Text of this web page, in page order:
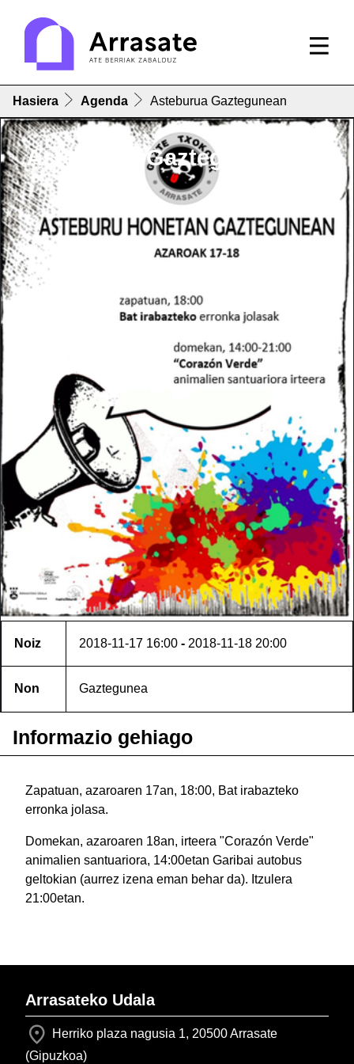
Hasiera Agenda Asteburua Gaztegunean
Asteburua Gaztegunean
Noiz 2018-11-17 16:00 - 2018-11-18 20:00
Non Gaztegunea
Informazio gehiago
Zapatuan, azaroaren 17an, 18:00, Bat irabazteko
erronka jolasa.
Domekan, azaroaren 18an, irteera "Corazón Verde"
animalien santuariora, 14:00etan Garibai autobus
geltokian (aurrez izena eman behar da). Itzulera
21:00etan.
Arrasateko Udala
Herriko plaza nagusia 1, 20500 Arrasate
(Gipuzkoa)